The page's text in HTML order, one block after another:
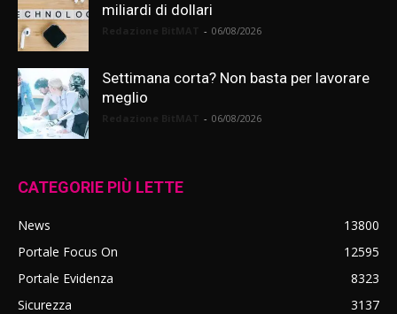
miliardi di dollari
- 06/08/2026
Settimana corta? Non basta per lavorare
meglio
- 06/08/2026
CATEGORIE PIÙ LETTE
News
13800
Portale Focus On
12595
Portale Evidenza
8323
Sicurezza
3137